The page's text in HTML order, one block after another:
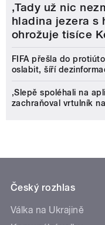
‚Tady už nic
hladina jezera s
ohrožuje tisíce
FIFA přešla do
oslabit, šíří
‚Slepě spoléhali na
zachraňoval vrtulník
Český rozhlas
Válka na Ukrajině